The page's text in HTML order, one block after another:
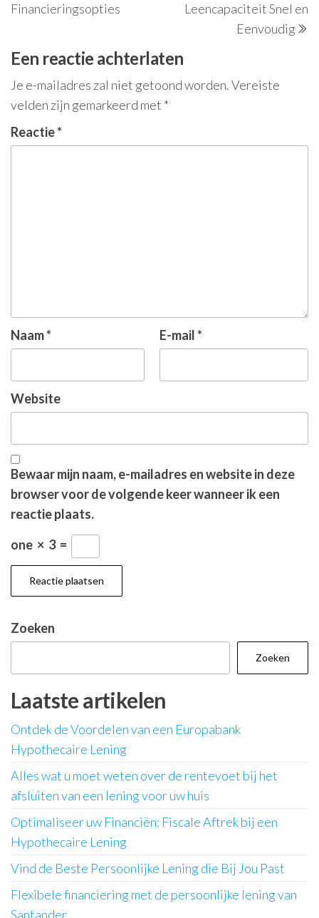
Financieringsopties
Leencapaciteit Snel en
Eenvoudig
Een reactie achterlaten
Je e-mailadres zal niet getoond worden.Vereiste
velden zijn gemarkeerd met *
Reactie*
Naam* E-mail*
Website
Bewaar mijn naam, e-mailadres en website in deze
browser voor de volgende keer wanneer ik een
reactie plaats.
one × 3 =
Zoeken
Zoeken
Laatste artikelen
Ontdek de Voordelen van een Europabank
Hypothecaire Lening
Alles wat u moet weten over de rentevoet bij het
afsluiten van een lening voor uw huis
Optimaliseer uw Financiën: Fiscale Aftrek bij een
Hypothecaire Lening
Vind de Beste Persoonlijke Lening die Bij Jou Past
Flexibele financiering met de persoonlijke lening van
Santander